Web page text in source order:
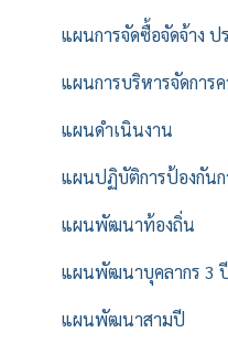
แผนการจัดซื้อจัดจ้าง
แผนการบริหารจัดการค
แผนดำเนินงาน
แผนปฏิบัติการป้องกันก
แผนพัฒนาท้องถิ่น
แผนพัฒนาบุคลากร 3
แผนพัฒนาสามปี